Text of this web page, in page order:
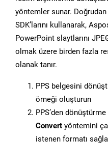
yöntemler sunar. Doğrudan
SDK’larını kullanarak,
PowerPoint slaytlarını
olmak üzere birden fazla
olanak tanır.
PPS belgesini
örneği oluşturun
PPS’den
Convert yöntemini
istenen formatı